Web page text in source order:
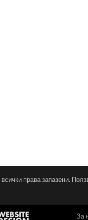
права запазени.
За